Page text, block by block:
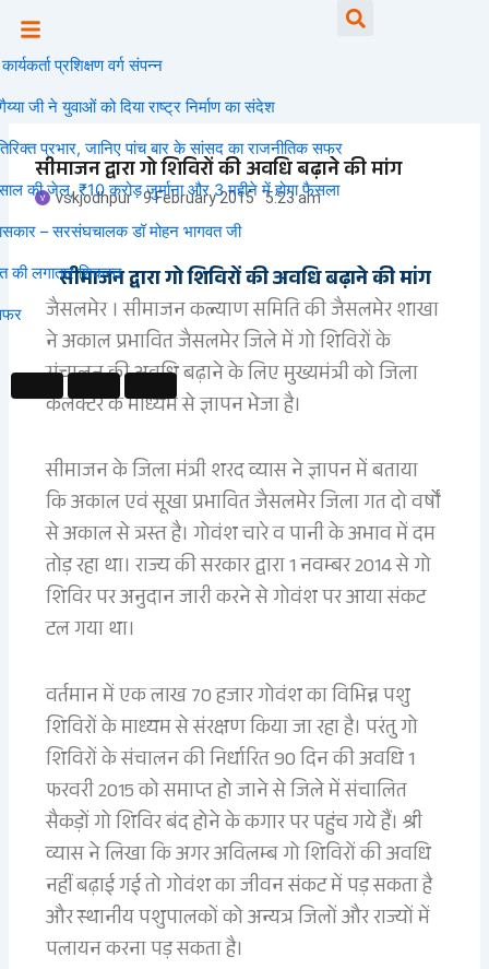
contentप्रशिक्षण वर्ग संपन्न
ने युवाओं को दिया राष्ट्र निर्माण का संदेश
प्रभार, जानिए पांच बार के सांसद का राजनीतिक सफर
जेल, ₹10 करोड़ जुर्माना और 3 महीने में होगा फैसला
– सरसंघचालक डॉ मोहन भागवत जी
लगातार शिकस्त
सीमाजन द्वारा गो शिविरों की अवधि बढ़ाने की मांग
vskjodhpur 9 February 2015 5:23 am
सीमाजन द्वारा गो शिविरों की अवधि बढ़ाने की मांग
जैसलमेर । सीमाजन कल्याण समिति की जैसलमेर शाखा
ने अकाल प्रभावित जैसलमेर जिले में गो शिविरों के
संचालन की अवधि बढ़ाने के लिए मुख्यमंत्री को जिला
कलक्टर के माध्यम से ज्ञापन भेजा है।
सीमाजन के जिला मंत्री शरद व्यास ने ज्ञापन में बताया
कि अकाल एवं सूखा प्रभावित जैसलमेर जिला गत दो वर्षों
से अकाल से त्रस्त है। गोवंश चारे व पानी के अभाव में दम
तोड़ रहा था। राज्य की सरकार द्वारा 1 नवम्बर 2014 से गो
शिविर पर अनुदान जारी करने से गोवंश पर आया संकट
टल गया था।
वर्तमान में एक लाख 70 हजार गोवंश का विभिन्न पशु
शिविरों के माध्यम से संरक्षण किया जा रहा है। परंतु गो
शिविरों के संचालन की निर्धारित 90 दिन की अवधि 1
फरवरी 2015 को समाप्त हो जाने से जिले में संचालित
सैकड़ों गो शिविर बंद होने के कगार पर पहुंच गये हैं। श्री
व्यास ने लिखा कि अगर अविलम्ब गो शिविरों की अवधि
नहीं बढ़ाई गई तो गोवंश का जीवन संकट में पड़ सकता है
और स्थानीय पशुपालकों को अन्यत्र जिलों और राज्यों में
पलायन करना पड़ सकता है।